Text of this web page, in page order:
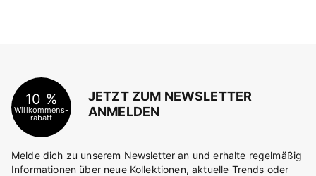
10 %
Willkommens-
rabatt
JETZT ZUM NEWSLETTER
ANMELDEN
Melde dich zu unserem Newsletter an und erhalte regelmäßig
Informationen über neue Kollektionen, aktuelle Trends oder